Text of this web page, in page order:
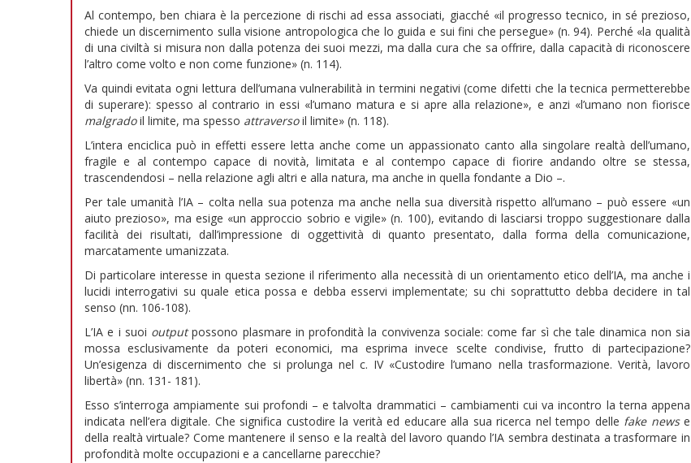
Al contempo, ben chiara è la percezione di rischi ad essa associati, giacché «il progresso tecnico, in sé prezioso,
chiede un discernimento sulla visione antropologica che lo guida e sui fini che persegue» (n. 94). Perché «la qualità
di una civiltà si misura non dalla potenza dei suoi mezzi, ma dalla cura che sa offrire, dalla capacità di riconoscere
l’altro come volto e non come funzione» (n. 114).
Va quindi evitata ogni lettura dell’umana vulnerabilità in termini negativi (come difetti che la tecnica permetterebbe
di superare): spesso al contrario in essi «l’umano matura e si apre alla relazione», e anzi «l’umano non fiorisce
malgradoil limite, ma spesso attraversoil limite» (n. 118).
L’intera enciclica può in effetti essere letta anche come un appassionato canto alla singolare realtà dell’umano,
fragile e al contempo capace di novità, limitata e al contempo capace di fiorire andando oltre se stessa,
trascendendosi – nella relazione agli altri e alla natura, ma anche in quella fondante a Dio –.
Per tale umanità l’IA – colta nella sua potenza ma anche nella sua diversità rispetto all’umano – può essere «un
aiuto prezioso», ma esige «un approccio sobrio e vigile» (n. 100), evitando di lasciarsi troppo suggestionare dalla
facilità dei risultati, dall’impressione di oggettività di quanto presentato, dalla forma della comunicazione,
marcatamente umanizzata.
Di particolare interesse in questa sezione il riferimento alla necessità di un orientamento etico dell’IA, ma anche i
lucidi interrogativi su quale etica possa e debba esservi implementate; su chi soprattutto debba decidere in tal
senso (nn. 106-108).
L’IA e i suoi outputpossono plasmare in profondità la convivenza sociale: come far sì che tale dinamica non sia
mossa esclusivamente da poteri economici, ma esprima invece scelte condivise, frutto di partecipazione?
Un’esigenza di discernimento che si prolunga nel c. IV «Custodire l’umano nella trasformazione. Verità, lavoro
libertà» (nn. 131- 181).
Esso s’interroga ampiamente sui profondi – e talvolta drammatici – cambiamenti cui va incontro la terna appena
indicata nell’era digitale. Che significa custodire la verità ed educare alla sua ricerca nel tempo delle fake newse
della realtà virtuale? Come mantenere il senso e la realtà del lavoro quando l’IA sembra destinata a trasformare in
profondità molte occupazioni e a cancellarne parecchie?